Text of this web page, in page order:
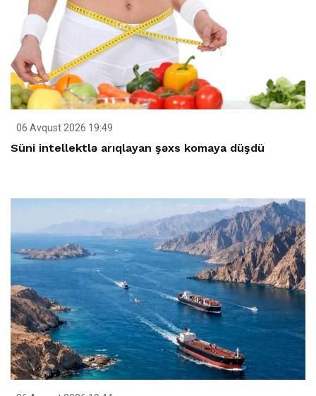
06 Avqust 2026 19:49
Süni intellektlə arıqlayan şəxs komaya düşdü